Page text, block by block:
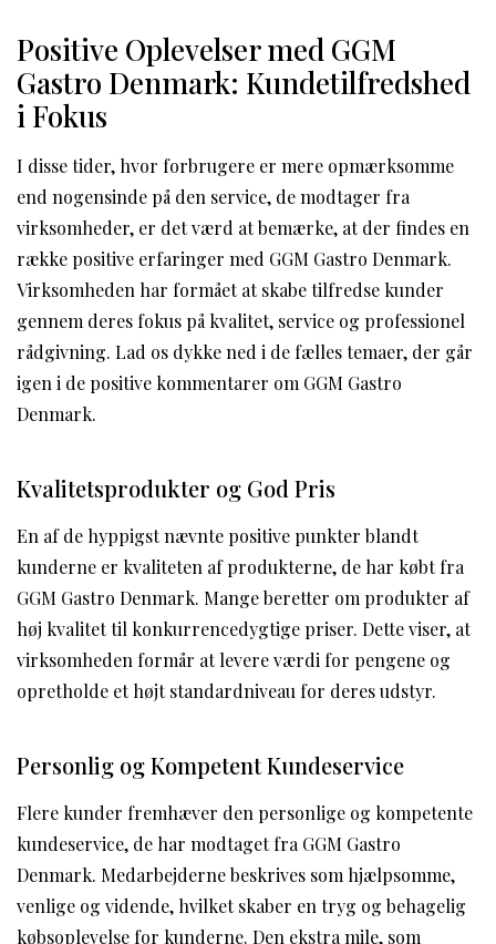
Positive Oplevelser med GGM
Gastro Denmark: Kundetilfredshed
i Fokus
I disse tider, hvor forbrugere er mere opmærksomme
end nogensinde på den service, de modtager fra
virksomheder, er det værd at bemærke, at der findes en
række positive erfaringer med GGM Gastro Denmark.
Virksomheden har formået at skabe tilfredse kunder
gennem deres fokus på kvalitet, service og professionel
rådgivning. Lad os dykke ned i de fælles temaer, der går
igen i de positive kommentarer om GGM Gastro
Denmark.
Kvalitetsprodukter og God Pris
En af de hyppigst nævnte positive punkter blandt
kunderne er kvaliteten af produkterne, de har købt fra
GGM Gastro Denmark. Mange beretter om produkter af
høj kvalitet til konkurrencedygtige priser. Dette viser, at
virksomheden formår at levere værdi for pengene og
opretholde et højt standardniveau for deres udstyr.
Personlig og Kompetent Kundeservice
Flere kunder fremhæver den personlige og kompetente
kundeservice, de har modtaget fra GGM Gastro
Denmark. Medarbejderne beskrives som hjælpsomme,
venlige og vidende, hvilket skaber en tryg og behagelig
købsoplevelse for kunderne. Den ekstra mile, som